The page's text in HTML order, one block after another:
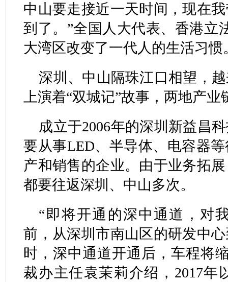
中山要走接近一天时间，现在
到了。”全国人大代表、香港立
大湾区改变了一代人的生活习惯
深圳、中山隔珠江口相望，
上演着“双城记”故事，两地产
成立于2006年的深圳新益昌
要从事LED、半导体、电容器
产和销售的企业。由于业务拓
都要往返深圳、中山多次。
“即将开通的深中通道，对
前，从深圳市南山区的研发中
时，深中通道开通后，车程将
裁办主任袁茉莉介绍，2017年